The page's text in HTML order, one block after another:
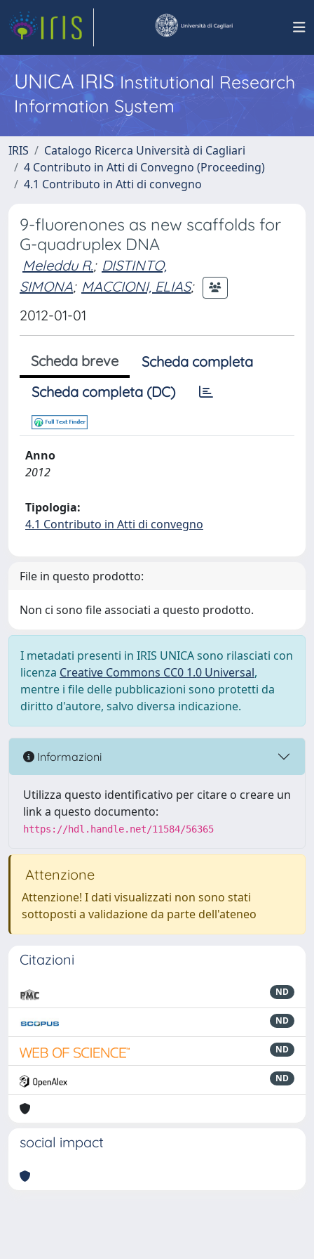
UNICA IRISInstitutional Research
Information System
IRIS
Catalogo Ricerca Università di Cagliari
4 Contributo in Atti di Convegno (Proceeding)
4.1 Contributo in Atti di convegno
9-fluorenones as new scaffolds for
G-quadruplex DNA
Meleddu R.; DISTINTO,
SIMONA; MACCIONI, ELIAS;
2012-01-01
Scheda breve
Scheda completa
Scheda completa (DC)
Anno
2012
Tipologia:
4.1 Contributo in Atti di convegno
File in questo prodotto:
Non ci sono file associati a questo prodotto.
I metadati presenti in IRIS UNICA sono rilasciati con
licenza Creative Commons CC0 1.0 Universal,
mentre i file delle pubblicazioni sono protetti da
diritto d'autore, salvo diversa indicazione.
Informazioni
Utilizza questo identificativo per citare o creare un
link a questo documento:
https://hdl.handle.net/11584/56365
Attenzione
Attenzione! I dati visualizzati non sono stati
sottoposti a validazione da parte dell'ateneo
Citazioni
ND
ND
ND
ND
social impact